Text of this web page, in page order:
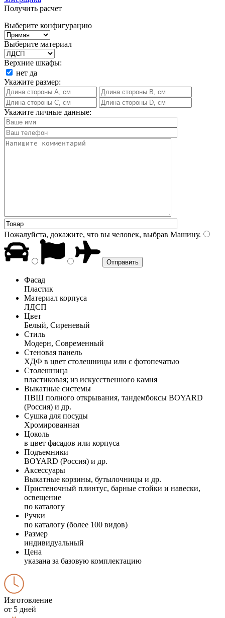
Получить расчет
Выберите конфигурацию
Выберите материал
Верхние шкафы:
нет да
Укажите размер:
Укажите личные данные:
Пожалуйста, докажите, что вы человек, выбрав Машину.
Фасад
Пластик
Материал корпуса
ЛДСП
Цвет
Белый, Сиреневый
Стиль
Модерн, Современный
Стеновая панель
ХДФ в цвет столешницы или с фотопечатью
Столешница
пластиковая; из искусственного камня
Выкатные системы
ПВШ полного открывания, тандембоксы BOYARD
(Россия) и др.
Сушка для посуды
Хромированная
Цоколь
в цвет фасадов или корпуса
Подъемники
BOYARD (Россия) и др.
Аксессуары
Выкатные корзины, бутылочницы и др.
Пристеночный плинтус, барные стойки и навески,
освещение
по каталогу
Ручки
по каталогу (более 100 видов)
Размер
индивидуальный
Цена
указана за базовую комплектацию
Изготовление
от 5 дней